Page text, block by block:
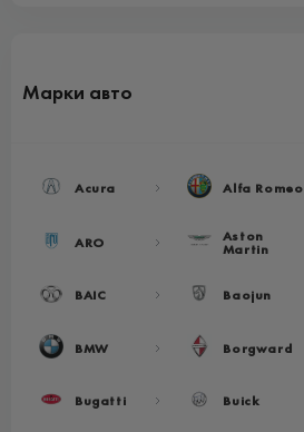
Марки авто
Acura Alfa Romeo
ARO Aston
Martin
BAIC Baojun
BMW Borgward
Bugatti Buick